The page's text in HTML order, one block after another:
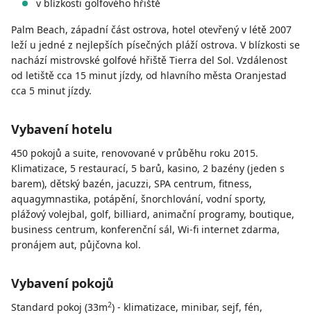
v blízkosti golfového hřiště
Palm Beach, západní část ostrova, hotel otevřený v létě 2007
leží u jedné z nejlepších písečných pláží ostrova. V blízkosti se
nachází mistrovské golfové hřiště Tierra del Sol. Vzdálenost
od letiště cca 15 minut jízdy, od hlavního města Oranjestad
cca 5 minut jízdy.
Vybavení hotelu
450 pokojů a suite, renovované v průběhu roku 2015.
Klimatizace, 5 restaurací, 5 barů, kasino, 2 bazény (jeden s
barem), dětský bazén, jacuzzi, SPA centrum, fitness,
aquagymnastika, potápění, šnorchlování, vodní sporty,
plážový volejbal, golf, billiard, animační programy, boutique,
business centrum, konferenční sál, Wi-fi internet zdarma,
pronájem aut, půjčovna kol.
Vybavení pokojů
Standard pokoj (33m2) - klimatizace, minibar, sejf, fén,